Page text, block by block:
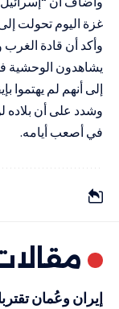
غزة اليوم تحولت
وأكد أن قادة
إلى أنهم لم يهتموا
وشدد على أن
في أصعب أيامه.
إيران وعُمان